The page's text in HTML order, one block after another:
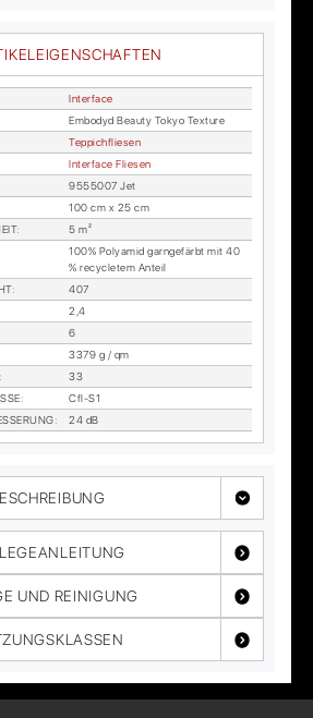
In­ter­face
Em­bo­dyd Be­au­ty To­kyo Tex­tu­re
Tep­pich­flie­sen
In­ter­face Flie­sen
9555007 Jet
100 cm x 25 cm
: 5 m²
100% Po­ly­amid garn­ge­färbt mit 40
% re­cy­cle­tem An­teil
:
407
2,4
6
3379 g / qm
:
33
:
Cfl-S1
: 24 dB
UND REINIGUNG